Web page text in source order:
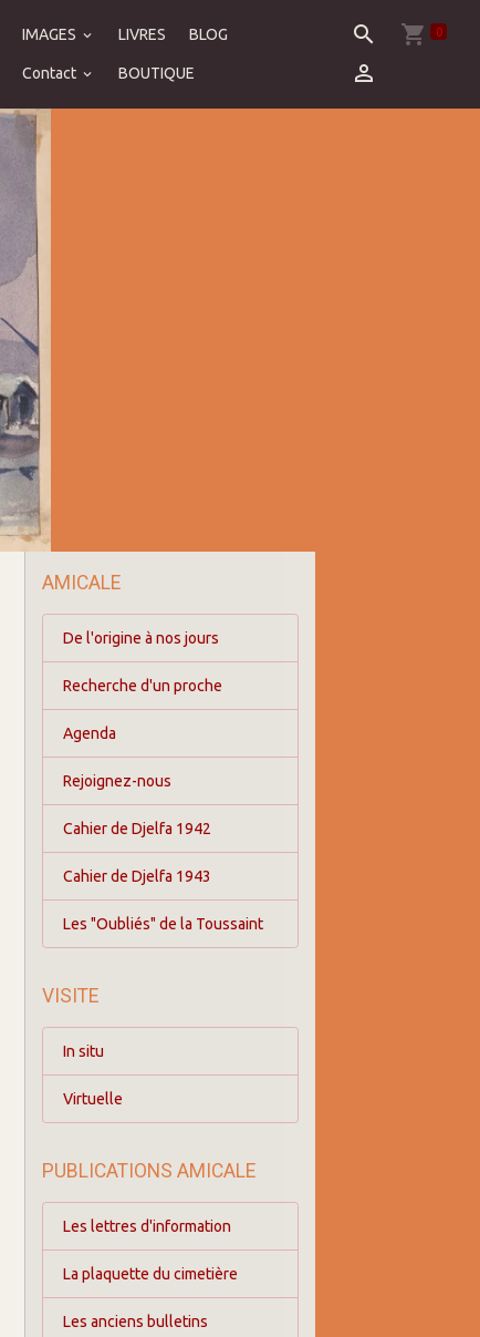
IMAGES LIVRES BLOG
Contact BOUTIQUE
0
AMICALE
De l'origine à nos jours
Recherche d'un proche
Agenda
Rejoignez-nous
Cahier de Djelfa 1942
Cahier de Djelfa 1943
Les "Oubliés" de la Toussaint
VISITE
In situ
Virtuelle
PUBLICATIONS AMICALE
Les lettres d'information
La plaquette du cimetière
Les anciens bulletins